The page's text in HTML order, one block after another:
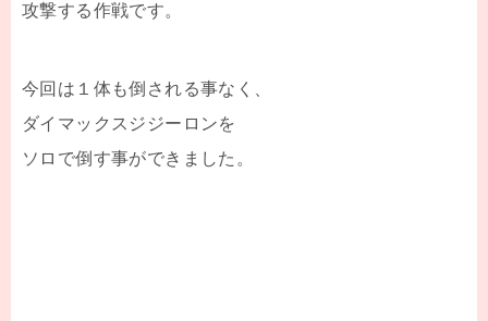
攻撃する作戦です。
今回は１体も倒される事なく、
ダイマックスジジーロンを
ソロで倒す事ができました。